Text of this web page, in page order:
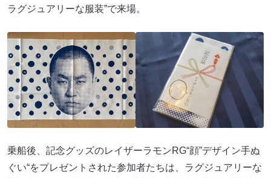
ラグジュアリーな服装”で来場。
乗船後、記念グッズのレイザーラモンRG“顔”デザイン手ぬ
ぐい“をプレゼントされた参加者たちは、ラグジュアリーな